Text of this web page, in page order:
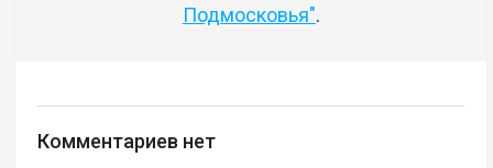
Подмосковья".
Комментариев нет